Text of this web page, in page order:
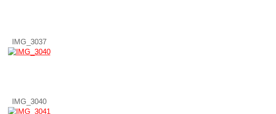
IMG_3037
IMG_3040